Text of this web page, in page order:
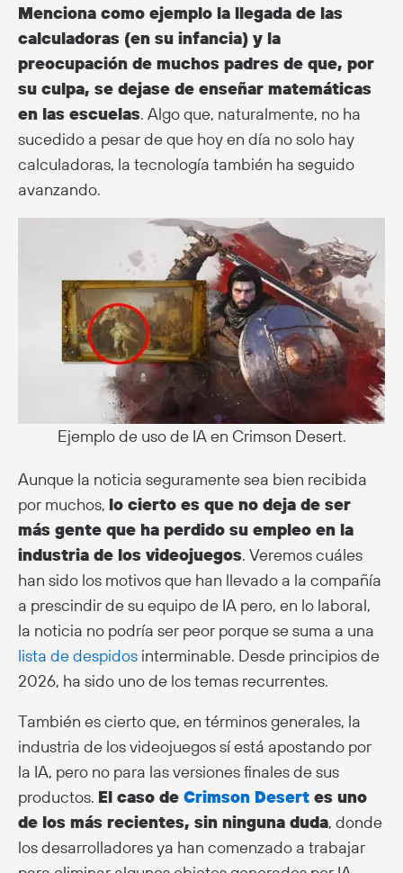
Menciona como ejemplo la llegada de las
calculadoras (en su infancia) y la
preocupación de muchos padres de que, por
su culpa, se dejase de enseñar matemáticas
en las escuelas. Algo que, naturalmente, no ha
sucedido a pesar de que hoy en día no solo hay
calculadoras, la tecnología también ha seguido
avanzando.
Ejemplo de uso de IA en Crimson Desert.
Aunque la noticia seguramente sea bien recibida
por muchos, lo cierto es que no deja de ser
más gente que ha perdido su empleo en la
industria de los videojuegos. Veremos cuáles
han sido los motivos que han llevado a la compañía
a prescindir de su equipo de IA pero, en lo laboral,
la noticia no podría ser peor porque se suma a una
lista de despidos interminable. Desde principios de
2026, ha sido uno de los temas recurrentes.
También es cierto que, en términos generales, la
industria de los videojuegos sí está apostando por
la IA, pero no para las versiones finales de sus
productos. El caso de Crimson Desert es uno
de los más recientes, sin ninguna duda, donde
los desarrolladores ya han comenzado a trabajar